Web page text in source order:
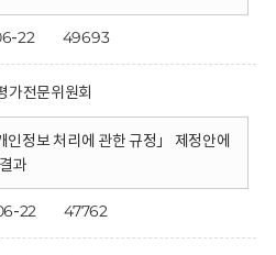
22 49693
가전문위원회
인정보 처리에 관한 규정」 제정안에
과
22 47762